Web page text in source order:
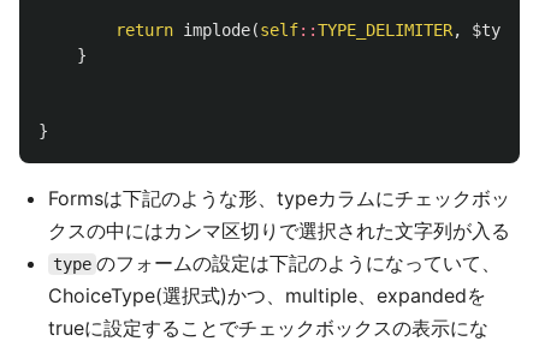
return implode(self::TYPE_DELIMITER,
}
}
Formsは下記のような形、typeカラムにチェックボッ
クスの中にはカンマ区切りで選択された文字列が入る
type のフォームの設定は下記のようになっていて、
ChoiceType(選択式)かつ、multiple、expandedを
trueに設定することでチェックボックスの表示にな